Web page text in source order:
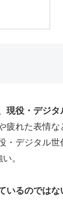
現役・デジタ
れた表情な
・デジタル
。
いるのでは